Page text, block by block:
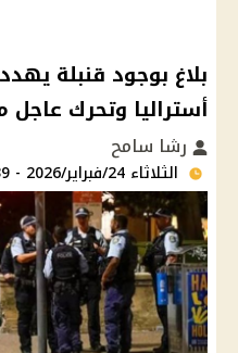
بلاغ بوجود قنبلة
أستراليا وتحرك
رشا سامح
الثلاثاء 24/فبراير/2026 - 03:39 م